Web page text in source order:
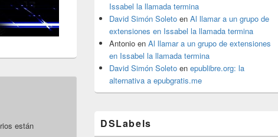
están
Issabel la llamada termina
David Simón Soleto en Al llamar a un grupo de
extensiones en Issabel la llamada termina
Antonio en Al llamar a un grupo de extensiones
en Issabel la llamada termina
David Simón Soleto en epublibre.org: la
alternativa a epubgratis.me
DSLabels